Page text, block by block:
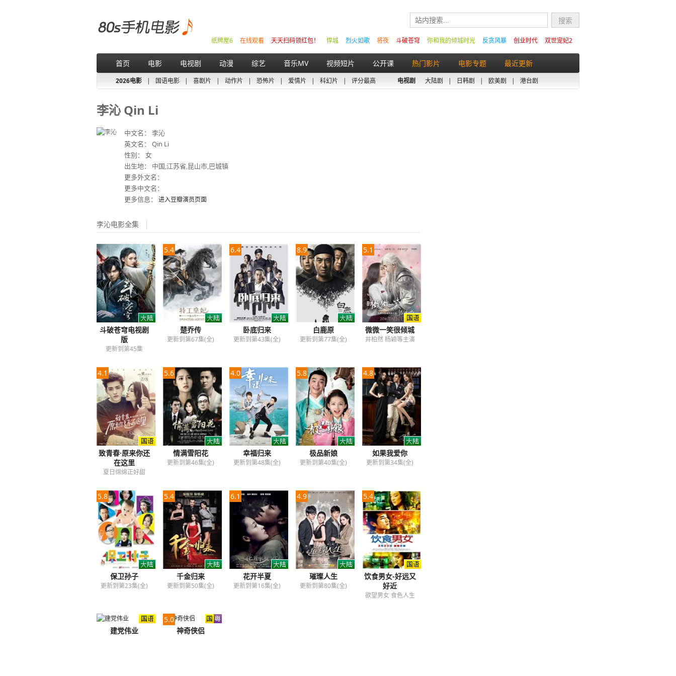
双世宠妃2
创业时代
反贪风暴
你和我的倾城时光
斗破苍穹
将夜
烈火如歌
悍城
天天扫码领红包！
在线观看
纸牌屋6
首页 电影 电视剧 动漫 综艺 音乐MV 视频短片 公开课 热门影片 电影专题 最近更新
2026电影 | 国语电影 | 喜剧片 | 动作片 | 恐怖片 | 爱情片 | 科幻片 | 评分最高 电视剧 大陆剧 | 日韩剧 | 欧美剧 | 港台剧
李沁 Qin Li
中文名： 李沁
英文名： Qin Li
性别： 女
出生地： 中国,江苏省,昆山市,巴城镇
更多外文名：
更多中文名：
更多信息： 进入豆瓣演员页面
李沁电影全集
斗破苍穹电视剧
版
更新到第45集
5.4
楚乔传
更新到第67集(全)
6.4
卧底归来
更新到第43集(全)
8.9
白鹿原
更新到第77集(全)
5.1
微微一笑很倾城
井柏然 杨颖等主演
4.1
致青春·原来你还
在这里
夏日绵绵正好甜
5.6
情满雪阳花
更新到第46集(全)
4.0
幸福归来
更新到第48集(全)
5.8
极品新娘
更新到第40集(全)
4.8
如果我爱你
更新到第34集(全)
5.8
保卫孙子
更新到第23集(全)
5.4
千金归来
更新到第50集(全)
6.1
花开半夏
更新到第16集(全)
4.9
璀璨人生
更新到第80集(全)
5.4
饮食男女-好远又
好近
欲望男女 食色人生
建党伟业
5.0
神奇侠侣